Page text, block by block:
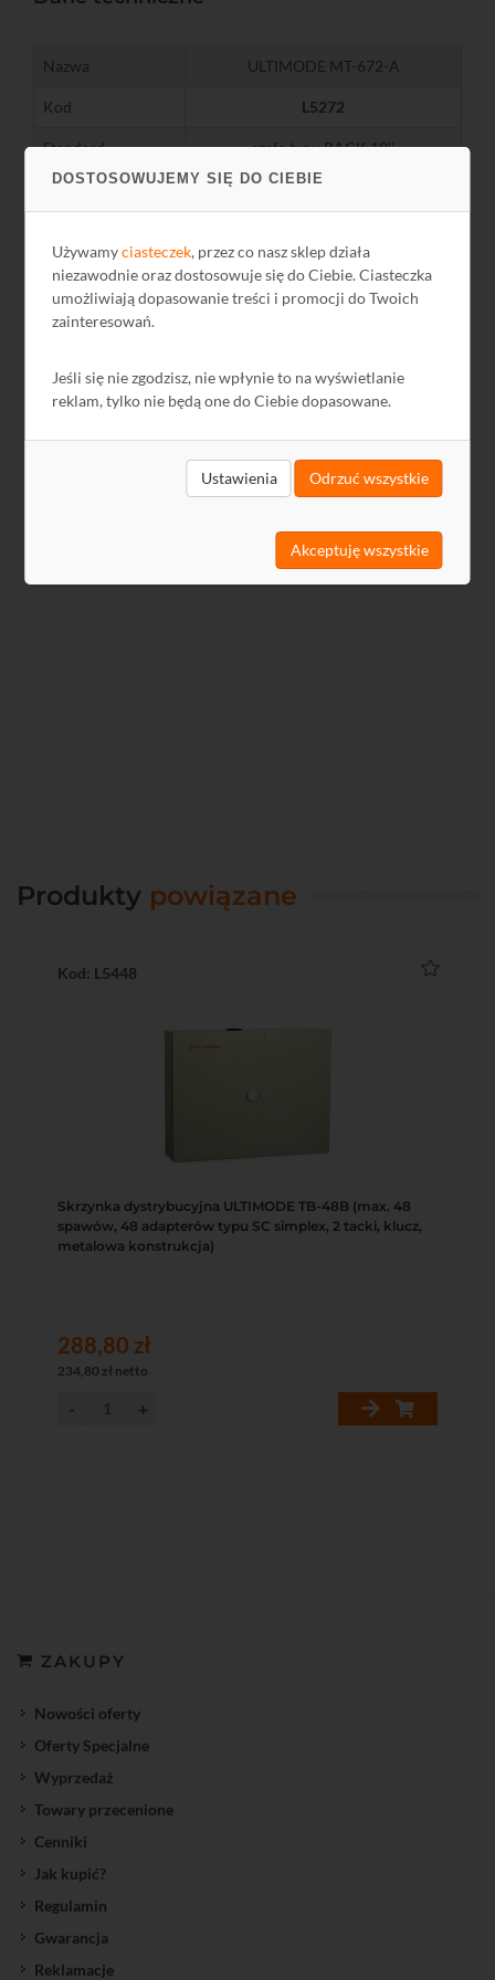
DOSTOSOWUJEMY SIĘ DO CIEBIE
Używamyciasteczek, przez co nasz sklep działa
niezawodnie oraz dostosowuje się do Ciebie. Ciasteczka
umożliwiają dopasowanie treści i promocji do Twoich
zainteresowań.
Jeśli się nie zgodzisz, nie wpłynie to na wyświetlanie
reklam, tylko nie będą one do Ciebie dopasowane.
Ustawienia Odrzuć wszystkie
Akceptuję wszystkie
Nazwa ULTIMODE MT-672-A
Kod L5272
Standard szafa typu RACK 19''
Ilość spawów 72
Ilość tacek 6
Tacki w komplecie
2024-12-13
Produkty powiązane
Kod: L5448
Skrzynka dystrybucyjna ULTIMODE TB-48B (max. 48
spawów, 48 adapterów typu SC simplex, 2 tacki, klucz,
metalowa konstrukcja)
288,80 zł
234,80 zł netto
ZAKUPY
Nowości oferty
Oferty Specjalne
Wyprzedaż
Towary przecenione
Cenniki
Jak kupić?
Regulamin
Gwarancja
Reklamacje